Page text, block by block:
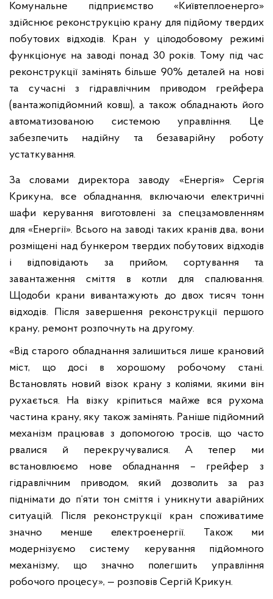
Комунальне підприємство «Київтеплоенерго»
здійснює реконструкцію крану для підйому твердих
побутових відходів. Кран у цілодобовому режимі
функціонує на заводі понад 30 років. Тому під час
реконструкції замінять більше 90% деталей на нові
та сучасні з гідравлічним приводом грейфера
(вантажопідйомний ковш), а також обладнають його
автоматизованою системою управління. Це
забезпечить надійну та безаварійну роботу
устаткування.
За словами директора заводу «Енергія» Сергія
Крикуна, все обладнання, включаючи електричні
шафи керування виготовлені за спецзамовленням
для «Енергії». Всього на заводі таких кранів два, вони
розміщені над бункером твердих побутових відходів
і відповідають за прийом, сортування та
завантаження сміття в котли для спалювання.
Щодоби крани вивантажують до двох тисяч тонн
відходів. Після завершення реконструкції першого
крану, ремонт розпочнуть на другому.
«Від старого обладнання залишиться лише крановий
міст, що досі в хорошому робочому стані.
Встановлять новий візок крану з коліями, якими він
рухається. На візку кріпиться майже вся рухома
частина крану, яку також замінять. Раніше підйомний
механізм працював з допомогою тросів, що часто
рвалися й перекручувалися. А тепер ми
встановлюємо нове обладнання – грейфер з
гідравлічним приводом, який дозволить за раз
піднімати до п‘яти тон сміття і уникнути аварійних
ситуацій. Після реконструкції кран споживатиме
значно менше електроенергії. Також ми
модернізуємо систему керування підйомного
механізму, що значно полегшить управління
робочого процесу», — розповів Сергій Крикун.